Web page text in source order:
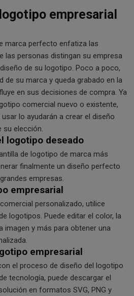
empresarial
marca perfecto enfatiza las
las personas distingan su empresa
de su logotipo. Poco a poco,
de su marca y queda grabado en la
en sus decisiones de compra. Ya
comercial nuevo o existente,
lo ayudarán a crear el diseño
elección.
logotipo deseado
de logotipo de marca más
finalmente un diseño perfecto
empresas.
empresarial
personalizado, utilice
logotipos. Puede editar el color, la
imagen y más para obtener una
empresarial
el proceso de diseño del logotipo
tecnología, puede descargar el
en formatos SVG, PNG y